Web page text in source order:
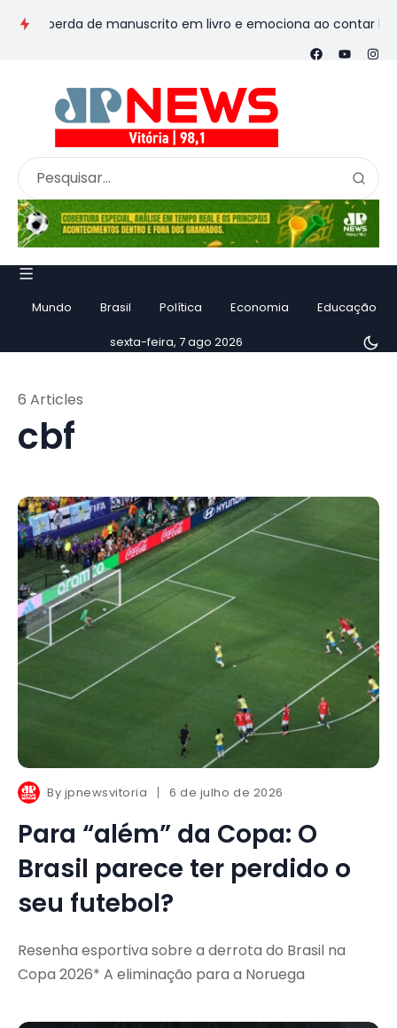
de manuscrito em livro e emociona ao contar história
Mundo Brasil Política Economia Educação
sexta-feira, 7 ago 2026
cbf
6 Articles
By jpnewsvitoria 6 de julho de 2026
Para “além” da Copa: O
Brasil parece ter perdido o
seu futebol?
Resenha esportiva sobre a derrota do Brasil na
Copa 2026* A eliminação para a Noruega